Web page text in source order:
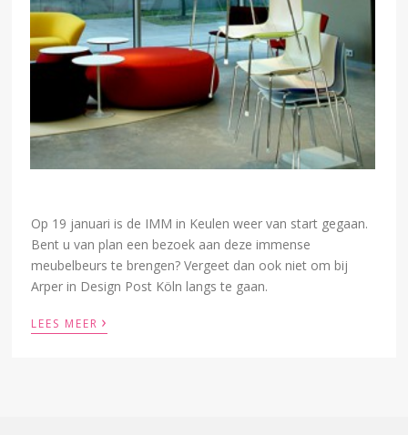
Op 19 januari is de IMM in Keulen weer van start gegaan.
Bent u van plan een bezoek aan deze immense
meubelbeurs te brengen? Vergeet dan ook niet om bij
Arper in Design Post Köln langs te gaan.
LEES MEER ›